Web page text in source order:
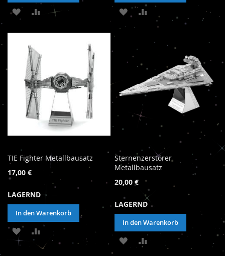
ZUR
HINZUFÜGEN
ZUR
HINZUFÜGEN
ZUR
WUNSCHLISTE
HINZUFÜGEN
VERGLEICHSLISTE
HINZUFÜGEN
TIE Fighter Metallbausatz
17,00 €
LAGERND
In den Warenkorb
ZUR
WUNSCHLISTE
ZUR
VERGLEICHSLISTE
Sternenzerstörer
Metallbausatz
20,00 €
LAGERND
In den Warenkorb
ZUR